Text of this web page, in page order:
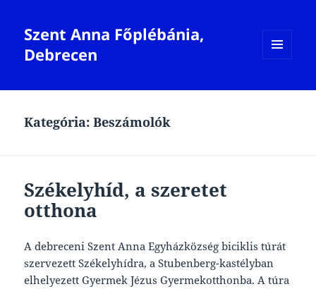
Szent Anna Főplébánia,
Debrecen
WIDGETEK
Kategória:Beszámolók
Székelyhíd, a szeretet
otthona
A debreceni Szent Anna Egyházközség biciklis túrát
szervezett Székelyhídra, a Stubenberg-kastélyban
elhelyezett Gyermek Jézus Gyermekotthonba. A túra